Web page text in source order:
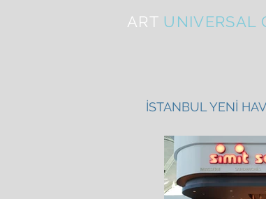
ART UNIVERSAL
İSTANBUL YENİ